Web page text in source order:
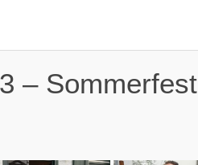
– Sommerfest